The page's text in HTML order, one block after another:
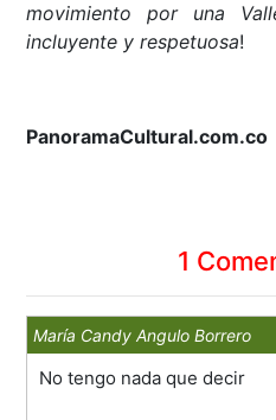
movimiento por una
incluyente y respetuosa!
PanoramaCultural.com.co
1
María Candy Angulo Borrero
No tengo nada que decir